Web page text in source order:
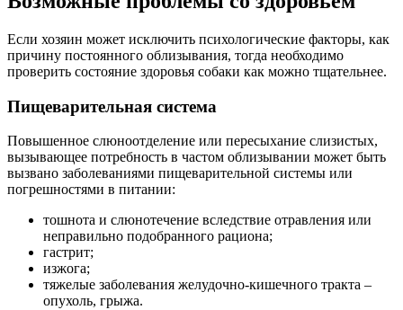
Если хозяин может исключить психологические факторы, как
причину постоянного облизывания, тогда необходимо
проверить состояние здоровья собаки как можно тщательнее.
Пищеварительная система
Повышенное слюноотделение или пересыхание слизистых,
вызывающее потребность в частом облизывании может быть
вызвано заболеваниями пищеварительной системы или
погрешностями в питании:
тошнота и слюнотечение вследствие отравления или
неправильно подобранного рациона;
гастрит;
изжога;
тяжелые заболевания желудочно-кишечного тракта –
опухоль, грыжа.